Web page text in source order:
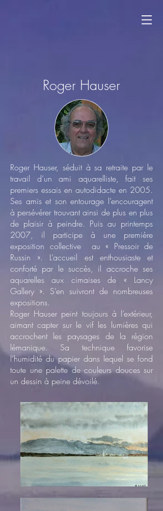
Roger Hauser
Roger Hauser, séduit à sa retraite par le
travail d’un ami aquarelliste, fait ses
premiers essais en autodidacte en 2005.
Ses amis et son entourage l’encouragent
à persévérer trouvant ainsi de plus en plus
de plaisir à peindre. Puis au printemps
2007, il participe à une première
exposition collective au « Pressoir de
Russin ». L’accueil est enthousiaste et
conforté par le succès, il accroche ses
aquarelles aux cimaises de « Lancy
Gallery ». S’en suivront de nombreuses
expositions.
Roger Hauser peint toujours à l’extérieur,
aimant capter sur le vif les lumières qui
accrochent les paysages de la région
lémanique. Sa technique favorise
l’humidité du papier dans lequel se fond
toute une palette de couleurs douces sur
un dessin à peine dévoilé.